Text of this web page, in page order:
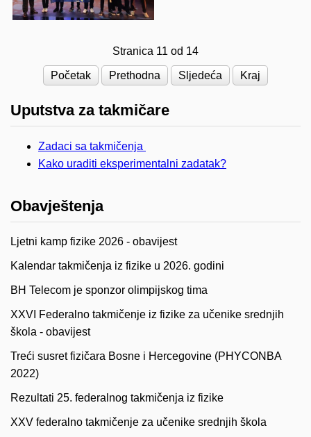
Stranica 11 od 14
Početak Prethodna Sljedeća Kraj
Uputstva za takmičare
Zadaci sa takmičenja
Kako uraditi eksperimentalni zadatak?
Obavještenja
Ljetni kamp fizike 2026 - obavijest
Kalendar takmičenja iz fizike u 2026. godini
BH Telecom je sponzor olimpijskog tima
XXVI Federalno takmičenje iz fizike za učenike srednjih
škola - obavijest
Treći susret fizičara Bosne i Hercegovine (PHYCONBA
2022)
Rezultati 25. federalnog takmičenja iz fizike
XXV federalno takmičenje za učenike srednjih škola